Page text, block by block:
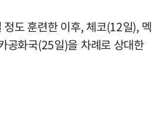
도 훈련한 이후, 체코(12일), 멕
공화국(25일)을 차례로 상대한